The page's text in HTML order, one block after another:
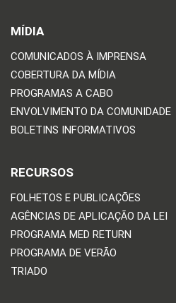
MÍDIA
COMUNICADOS À IMPRENSA
COBERTURA DA MÍDIA
PROGRAMAS A CABO
ENVOLVIMENTO DA COMUNIDADE
BOLETINS INFORMATIVOS
RECURSOS
FOLHETOS E PUBLICAÇÕES
AGÊNCIAS DE APLICAÇÃO DA LEI
PROGRAMA MED RETURN
PROGRAMA DE VERÃO
TRIADO